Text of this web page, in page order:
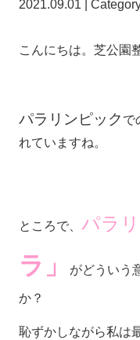
2021.09.01 |
こんにちは。芝公園
パラリンピック で
れていますね。
ところで、 パラ
ラ」
がどういう
か？
恥ずかしながら私は